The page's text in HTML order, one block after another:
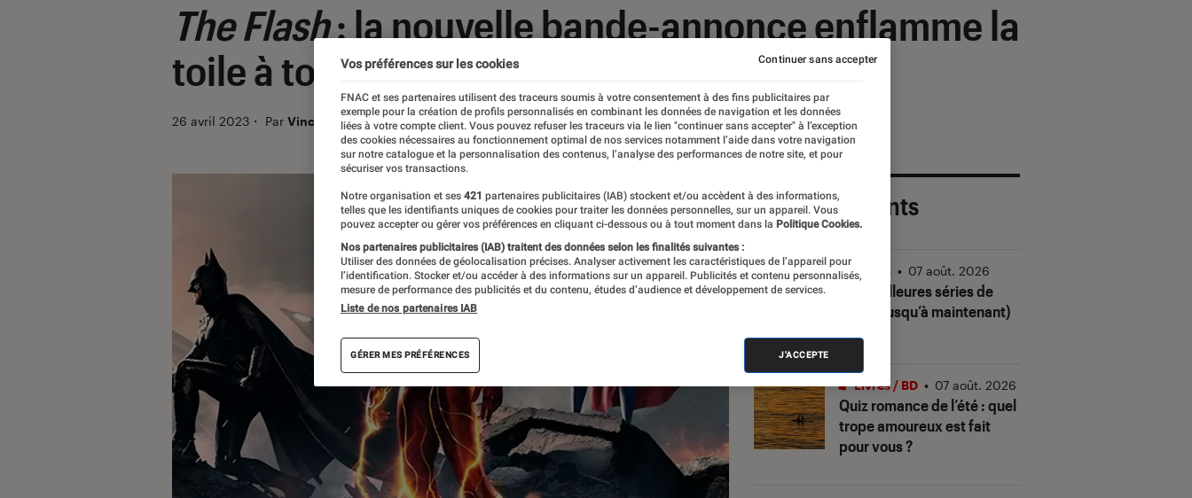
The Flash: la nouvelle bande-annonce enflamme la
toile à toute vitesse
26 avril 2023 ・ Par Vincent Oms
Les plus récents
Les meilleures séries de
2026 (jusqu’à maintenant)
Séries • 07 août. 2026
Quiz romance de l’été : quel
trope amoureux est fait
pour vous ?
Livres / BD • 07 août. 2026
Vos préférences sur les cookies
FNAC et ses partenaires utilisent des traceurs soumis à votre consentement à des fins publicitaires par
exemple pour la création de profils personnalisés en combinant les données de navigation et les données
liées à votre compte client. Vous pouvez refuser les traceurs via le lien "continuer sans accepter" à l’exception
des cookies nécessaires au fonctionnement optimal de nos services notamment l’aide dans votre navigation
sur notre catalogue et la personnalisation des contenus, l’analyse des performances de notre site, et pour
sécuriser vos transactions.
Notre organisation et ses 421 partenaires publicitaires (IAB) stockent et/ou accèdent à des informations,
telles que les identifiants uniques de cookies pour traiter les données personnelles, sur un appareil. Vous
pouvez accepter ou gérer vos préférences en cliquant ci-dessous ou à tout moment dans la Politique Cookies.
Nos partenaires publicitaires (IAB) traitent des données selon les finalités suivantes :
Utiliser des données de géolocalisation précises. Analyser activement les caractéristiques de l’appareil pour
l’identification. Stocker et/ou accéder à des informations sur un appareil. Publicités et contenu personnalisés,
mesure de performance des publicités et du contenu, études d’audience et développement de services.
Liste de nos partenaires IAB
GÉRER MES PRÉFÉRENCES J'ACCEPTE
Continuer sans accepter